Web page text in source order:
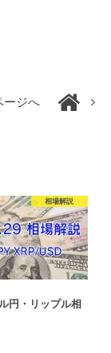
ージへ
相場解説
円・リップル相